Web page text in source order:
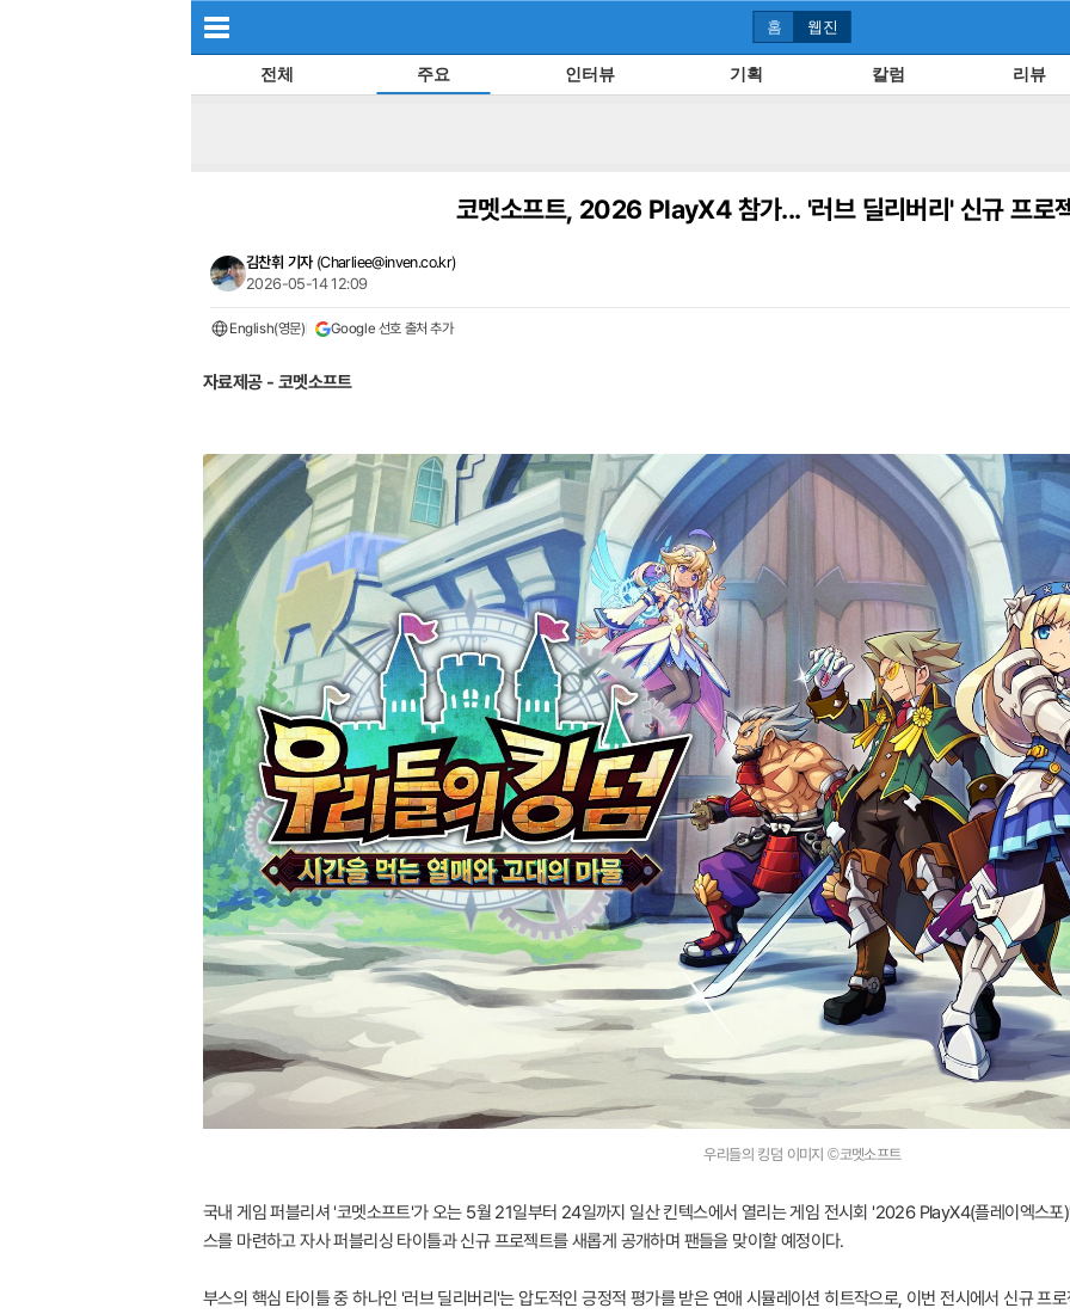
홈 웹진
전체 주요 인터뷰 기획 칼럼 리뷰
코멧소프트, 2026 PlayX4 참가... '러브 딜리버리' 신규 프로
김찬휘 기자 (Charliee@inven.co.kr)
2026-05-14 12:09
English(영문) Google 선호 출처 추가
자료제공 - 코멧소프트
우리들의 킹덤 이미지 ©코멧소프트
국내 게임 퍼블리셔 '코멧소프트'가 오는 5월 21일부터 24일까지 일산 킨텍스에서 열리는 게임 전시회 '2026 PlayX4(플레이엑스
스를 마련하고 자사 퍼블리싱 타이틀과 신규 프로젝트를 새롭게 공개하며 팬들을 맞이할 예정이다.
부스의 핵심 타이틀 중 하나인 '러브 딜리버리'는 압도적인 긍정적 평가를 받은 연애 시뮬레이션 히트작으로, 이번 전시에서 신규 프